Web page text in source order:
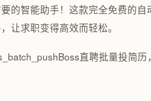
的智能助手！这款完全免费的
让求职变得高效而轻松。
Boss直聘批量投简历